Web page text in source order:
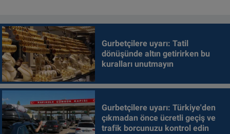
Gurbetçilere uyarı: Tatil
dönüşünde altın getirirken bu
kuralları unutmayın
Gurbetçilere uyarı: Türkiye'den
çıkmadan önce ücretli geçiş ve
trafik borcunuzu kontrol edin